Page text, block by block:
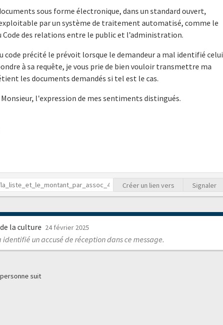
sous forme électronique, dans un standard ouvert,
par un système de traitement automatisé, comme le
Code des relations entre le public et l’administration.
code précité le prévoit lorsque le demandeur a mal identifié celui
à sa requête, je vous prie de bien vouloir transmettre ma
les documents demandés si tel est le cas.
l'expression de mes sentiments distingués.
Créer un lien vers Signaler
la culture 24 février 2025
identifié un accusé de réception dans ce message.
personne suit